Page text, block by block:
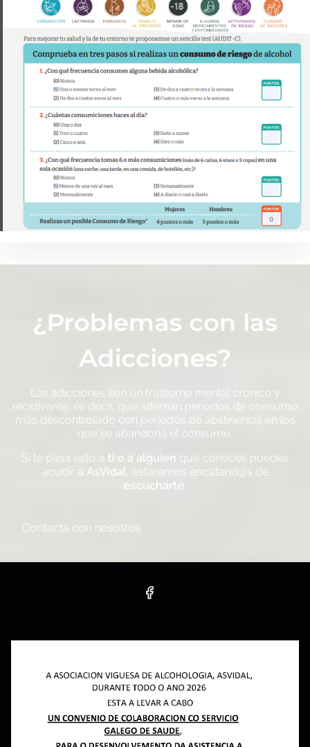
¿Problemas con las
Adicciones?
Las adicciones son un trastorno mental crónico y
recidivante, es decir, que alternan periodos de consumo
más descontrolado con períodos de abstinencia en los
que se abandona el consumo.
Si te pasa esto a ti o a alguien que conoces puedes
acudir a AsVidal , estaremos encatand@s de
escucharte
Contacta con nosotros